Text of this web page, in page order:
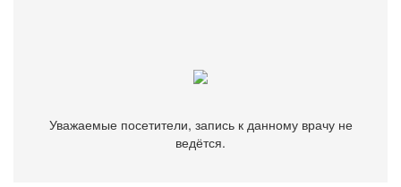
Уважаемые посетители, запись к данному врачу не
ведётся.